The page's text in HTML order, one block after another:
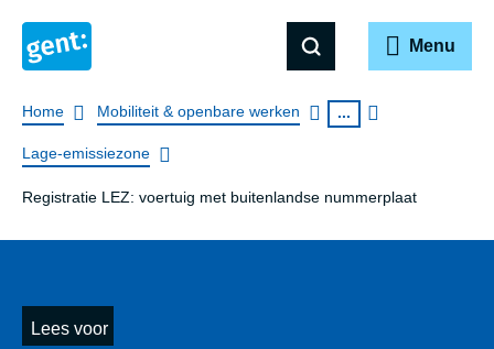
Menu
Breadcrumb
Home Mobiliteit & openbare werken ...
Lage-emissiezone
Registratie LEZ: voertuig met buitenlandse nummerplaat
Lees voor